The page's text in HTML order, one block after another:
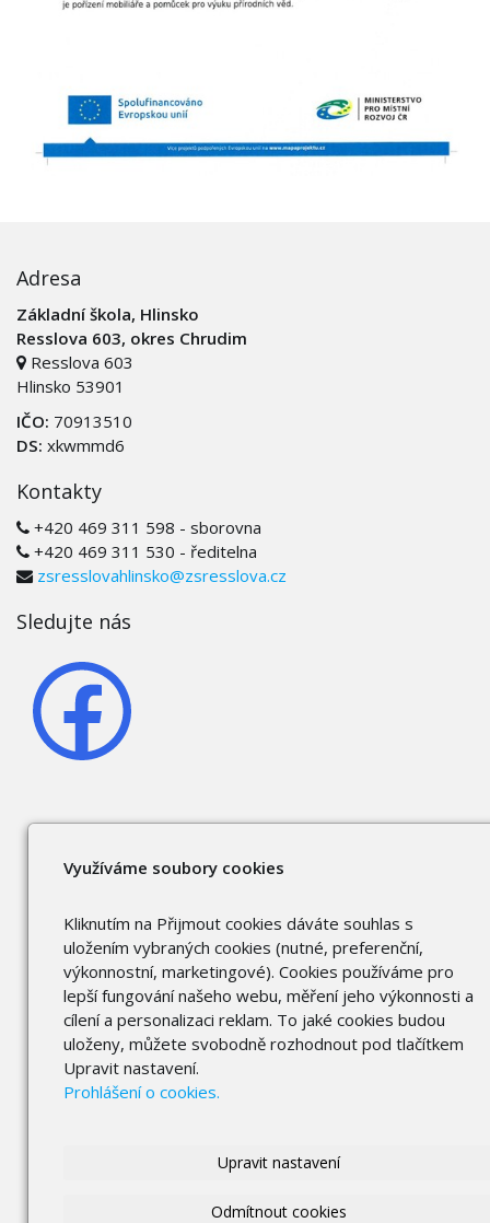
Adresa
Základní škola, Hlinsko
Resslova 603, okres Chrudim
Resslova 603
Hlinsko 53901
IČO: 70913510
DS: xkwmmd6
Kontakty
+420 469 311 598 - sborovna
+420 469 311 530 - ředitelna
zsresslovahlinsko@zsresslova.cz
Sledujte nás
Využíváme soubory cookies
Kliknutím na Přijmout cookies dáváte souhlas s
uložením vybraných cookies (nutné, preferenční,
výkonnostní, marketingové). Cookies používáme pro
lepší fungování našeho webu, měření jeho výkonnosti a
cílení a personalizaci reklam. To jaké cookies budou
uloženy, můžete svobodně rozhodnout pod tlačítkem
Upravit nastavení.
Prohlášení o cookies.
Upravit nastavení
Odmítnout cookies